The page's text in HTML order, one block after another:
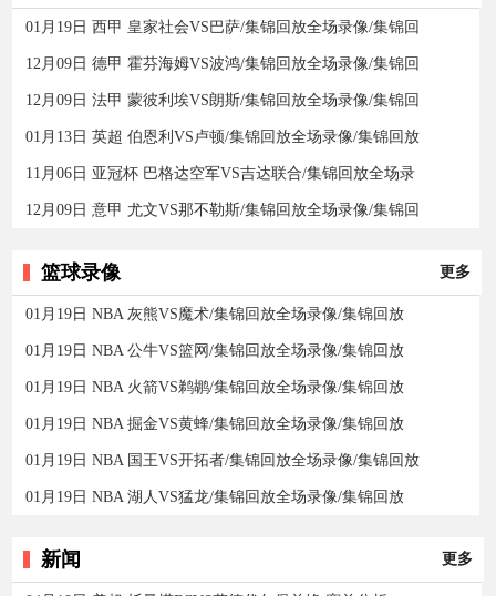
01月19日 西甲 皇家社会VS巴萨/集锦回放全场录像/集锦回
12月09日 德甲 霍芬海姆VS波鸿/集锦回放全场录像/集锦回
12月09日 法甲 蒙彼利埃VS朗斯/集锦回放全场录像/集锦回
01月13日 英超 伯恩利VS卢顿/集锦回放全场录像/集锦回放
11月06日 亚冠杯 巴格达空军VS吉达联合/集锦回放全场录
12月09日 意甲 尤文VS那不勒斯/集锦回放全场录像/集锦回
篮球录像 更多
01月19日 NBA 灰熊VS魔术/集锦回放全场录像/集锦回放
01月19日 NBA 公牛VS篮网/集锦回放全场录像/集锦回放
01月19日 NBA 火箭VS鹈鹕/集锦回放全场录像/集锦回放
01月19日 NBA 掘金VS黄蜂/集锦回放全场录像/集锦回放
01月19日 NBA 国王VS开拓者/集锦回放全场录像/集锦回放
01月19日 NBA 湖人VS猛龙/集锦回放全场录像/集锦回放
新闻 更多